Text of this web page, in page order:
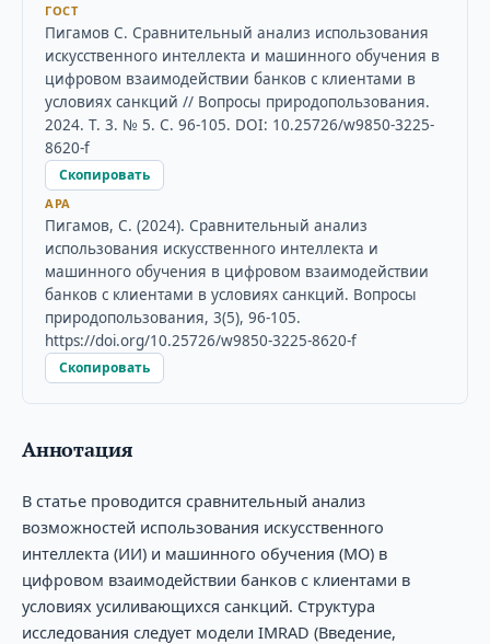
ГОСТ
Пигамов С. Сравнительный анализ использования
искусственного интеллекта и машинного обучения в
цифровом взаимодействии банков с клиентами в
условиях санкций // Вопросы природопользования.
2024. Т. 3. № 5. С. 96-105. DOI: 10.25726/w9850-3225-
8620-f
Скопировать
APA
Пигамов, С. (2024). Сравнительный анализ
использования искусственного интеллекта и
машинного обучения в цифровом взаимодействии
банков с клиентами в условиях санкций. Вопросы
природопользования, 3(5), 96-105.
https://doi.org/10.25726/w9850-3225-8620-f
Скопировать
Аннотация
В статье проводится сравнительный анализ
возможностей использования искусственного
интеллекта (ИИ) и машинного обучения (МО) в
цифровом взаимодействии банков с клиентами в
условиях усиливающихся санкций. Структура
исследования следует модели IMRAD (Введение,